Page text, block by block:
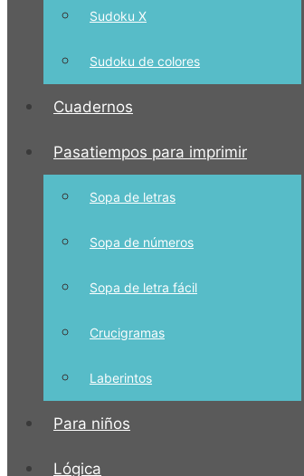
Sudoku X
Sudoku de colores
Cuadernos
Pasatiempos para imprimir
Sopa de letras
Sopa de números
Sopa de letra fácil
Crucigramas
Laberintos
Para niños
Lógica